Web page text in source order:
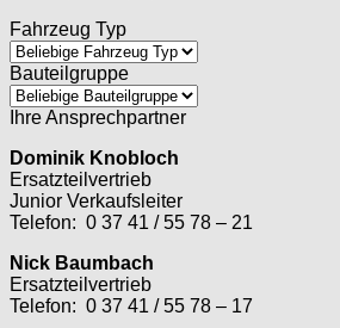
Fahrzeug Typ
Bauteilgruppe
Ihre Ansprechpartner
Dominik Knobloch
Ersatzteilvertrieb
Junior Verkaufsleiter
Telefon: 0 37 41 / 55 78 – 21
Nick Baumbach
Ersatzteilvertrieb
Telefon: 0 37 41 / 55 78 – 17